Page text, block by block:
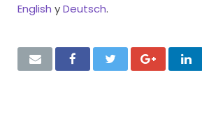
English yDeutsch.